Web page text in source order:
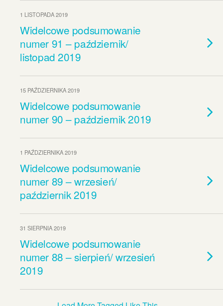
1 LISTOPADA 2019
Widelcowe podsumowanie
numer 91 – październik/
listopad 2019
15 PAŹDZIERNIKA 2019
Widelcowe podsumowanie
numer 90 – październik 2019
1 PAŹDZIERNIKA 2019
Widelcowe podsumowanie
numer 89 – wrzesień/
październik 2019
31 SIERPNIA 2019
Widelcowe podsumowanie
numer 88 – sierpień/ wrzesień
2019